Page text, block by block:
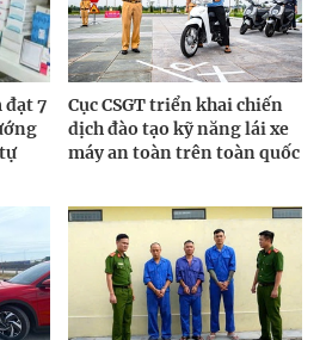
đạt 7
Cục CSGT triển khai chiến
dịch đào tạo kỹ năng lái xe
máy an toàn trên toàn quốc